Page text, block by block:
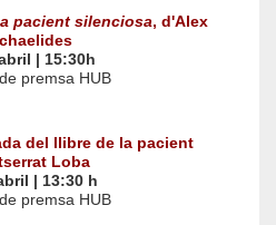
pacient silenciosa, d'Alex
| 15:30h
premsa HUB
del llibre de la pacient
Loba
| 13:30 h
premsa HUB